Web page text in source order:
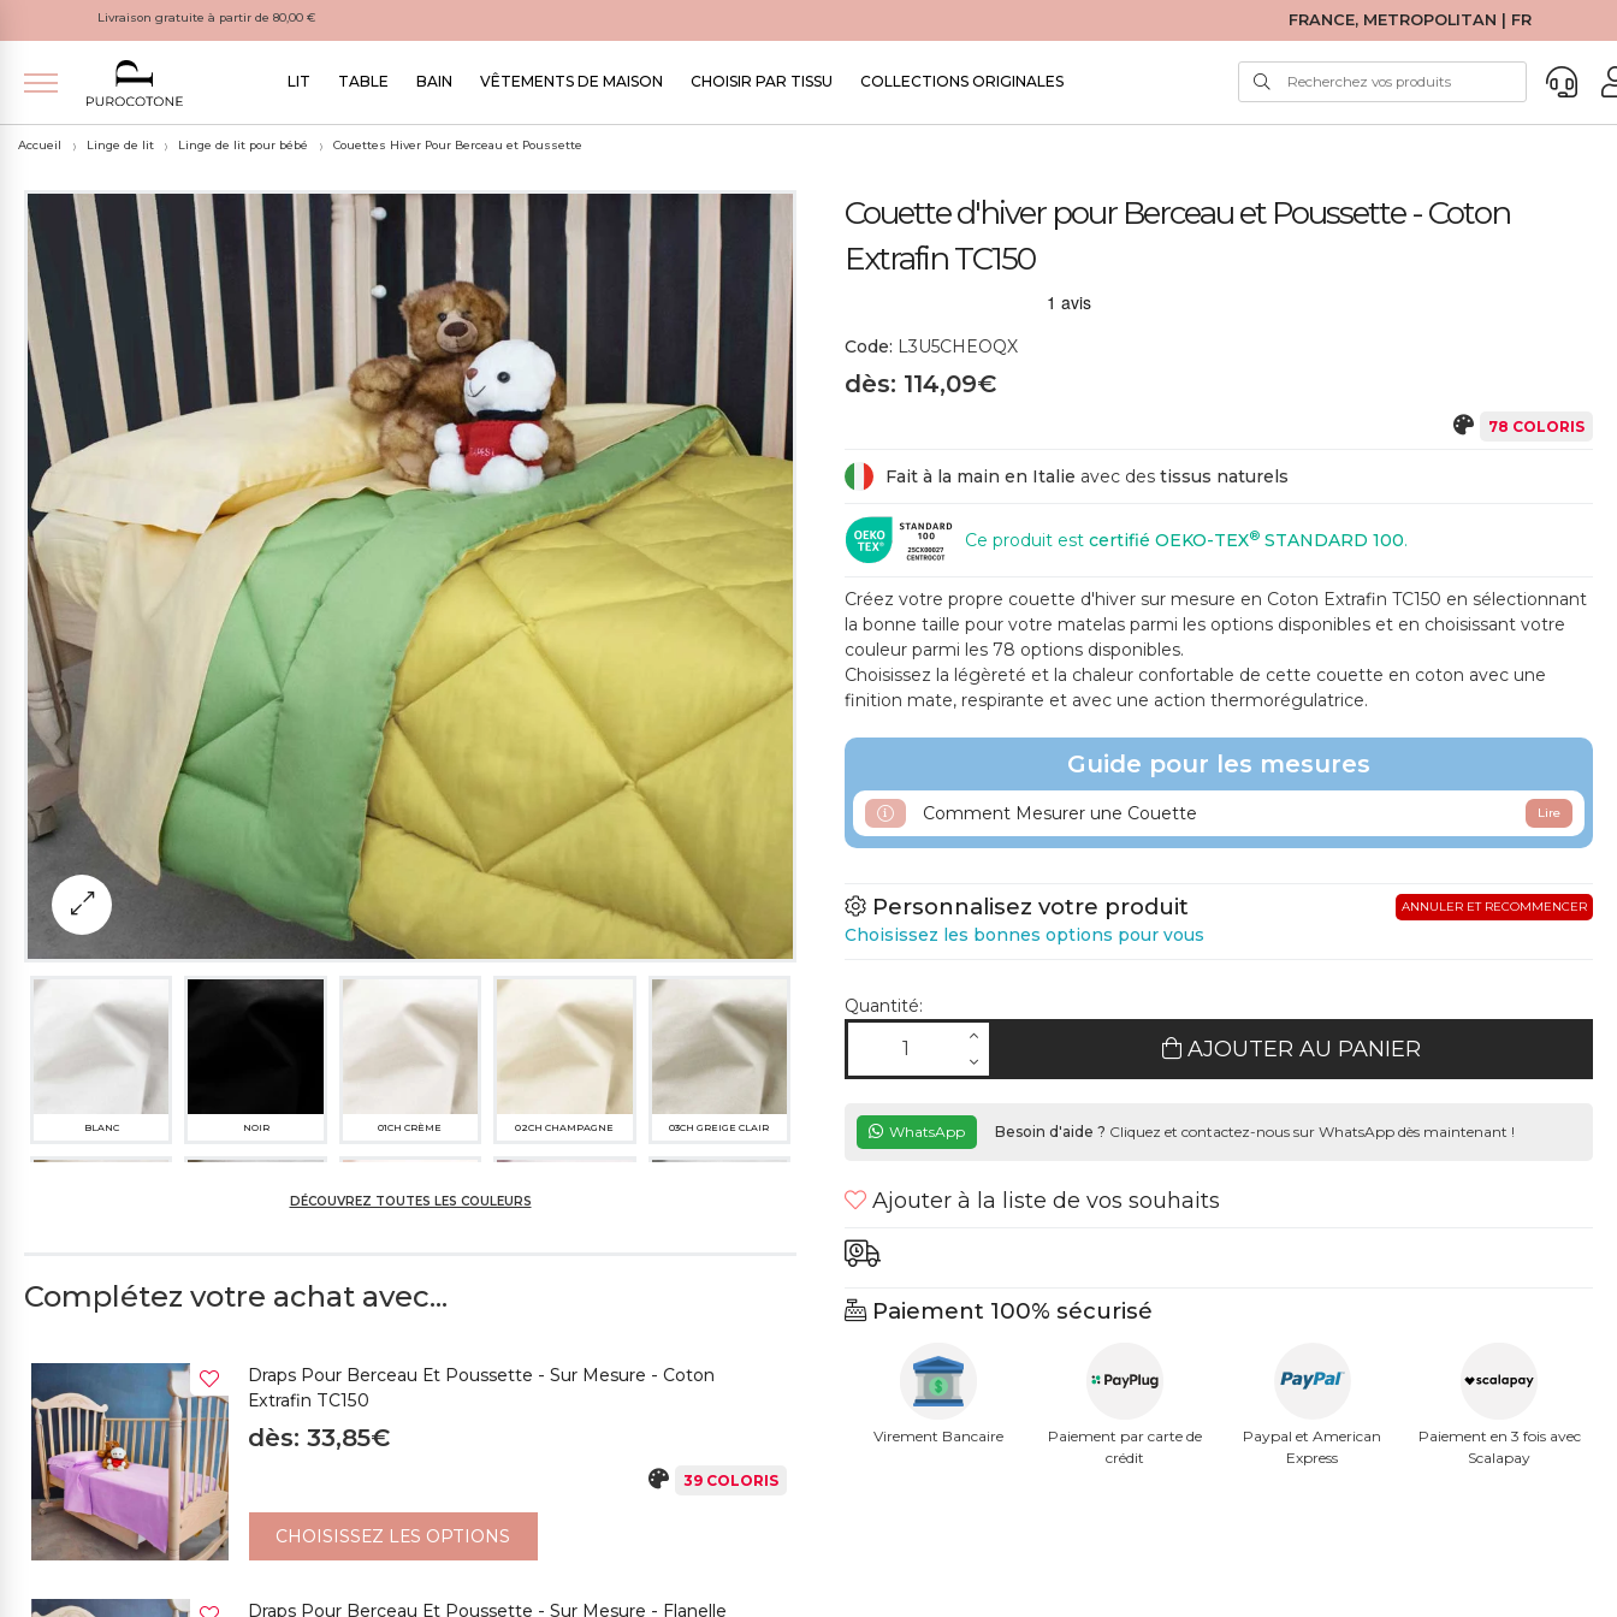
Livraison gratuite à partir de 80,00 € FRANCE, METROPOLITAN | FR
LIT TABLE BAIN VÊTEMENTS DE MAISON CHOISIR PAR TISSU COLLECTIONS ORIGINALES
Accueil Linge de lit Linge de lit pour bébé Couettes Hiver Pour Berceau et Poussette
BLANC NOIR 01CH CRÈME 02CH CHAMPAGNE 03CH GREIGE CLAIR
04CH TAUPE CLAIR 05M TAUPE 119CH PÊCHE
10SC GRIS MOYEN 11SP GRIS FONCÉ 380SP BRUN FONCÉ
DÉCOUVREZ TOUTES LES COULEURS
Complétez votre achat avec...
Draps Pour Berceau Et Poussette - Sur Mesure - Coton
Extrafin TC150
dès: 33,85€
39 COLORIS
CHOISISSEZ LES OPTIONS
Draps Pour Berceau Et Poussette - Sur Mesure - Flanelle
Couette d'hiver pour Berceau et Poussette - Coton
Extrafin TC150
Code: L3U5CHEOQX
dès: 114,09€
78 COLORIS
Fait à la main en Italie avec des tissus naturels
Ce produit est certifié OEKO-TEX® STANDARD 100.
Créez votre propre couette d'hiver sur mesure en Coton Extrafin TC150 en sélectionnant
la bonne taille pour votre matelas parmi les options disponibles et en choisissant votre
couleur parmi les 78 options disponibles.
Choisissez la légèreté et la chaleur confortable de cette couette en coton avec une
finition mate, respirante et avec une action thermorégulatrice.
Guide pour les mesures
Comment Mesurer une Couette Lire
Personnalisez votre produit
Choisissez les bonnes options pour vous
ANNULER ET RECOMMENCER
Quantité:
AJOUTER AU PANIER
WhatsApp Besoin d'aide ? Cliquez et contactez-nous sur WhatsApp dès maintenant !
Ajouter à la liste de vos souhaits
Paiement 100% sécurisé
Virement Bancaire
Paiement par carte de
crédit
Paypal et American
Express
Paiement en 3 fois avec
Scalapay